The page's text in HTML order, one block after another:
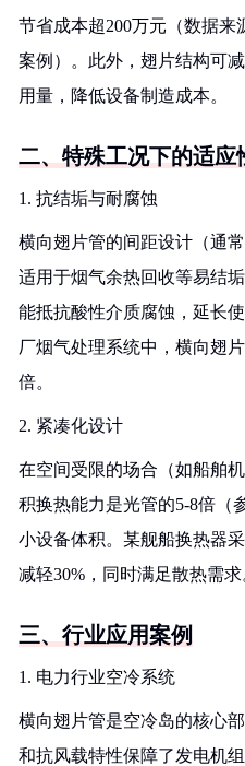
节省成本超200万元（数据来
案例）。此外，翅片结构可
用量，降低设备制造成本。
二、特殊工况下的适应
1. 抗结垢与耐腐蚀
横向翅片管的间距设计（通
适用于烟气余热回收等易结
能抵抗酸性介质腐蚀，延长
厂烟气处理系统中，横向翅
倍。
2. 紧凑化设计
在空间受限的场合（如船舶
积换热能力是光管的5-8倍（
小设备体积。某舰船换热器
减轻30%，同时满足散热需求
三、行业应用案例
1. 电力行业空冷系统
横向翅片管是空冷岛的核心
和抗风载特性保障了发电机